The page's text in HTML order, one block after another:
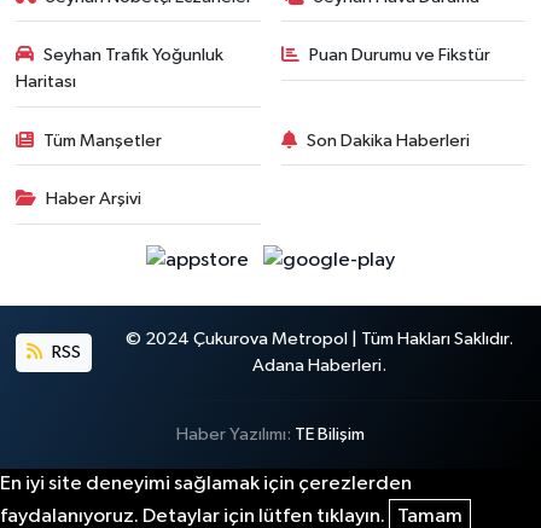
Seyhan Trafik Yoğunluk
Haritası
Puan Durumu ve Fikstür
Tüm Manşetler Son Dakika Haberleri
Haber Arşivi
RSS
© 2024 Çukurova Metropol | Tüm Hakları Saklıdır.
Adana Haberleri.
Haber Yazılımı: TE Bilişim
En iyi site deneyimi sağlamak için çerezlerden
faydalanıyoruz. Detaylar için lütfen tıklayın.
Tamam